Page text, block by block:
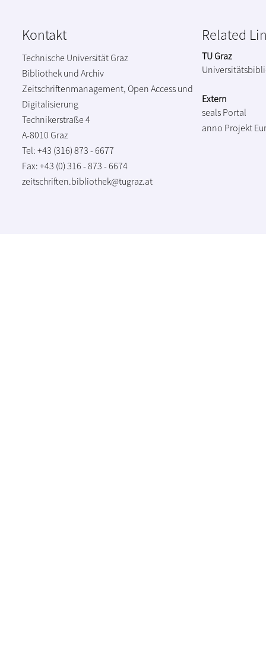
Kontakt
Technische Universität Graz
Bibliothek und Archiv
Zeitschriftenmanagement, Open Access und
Digitalisierung
Technikerstraße 4
A-8010 Graz
Tel: +43 (316) 873 - 6677
Fax: +43 (0) 316 - 873 - 6674
zeitschriften.bibliothek@tugraz.at
Related
TU Graz
Extern
seals Portal
anno Projekt